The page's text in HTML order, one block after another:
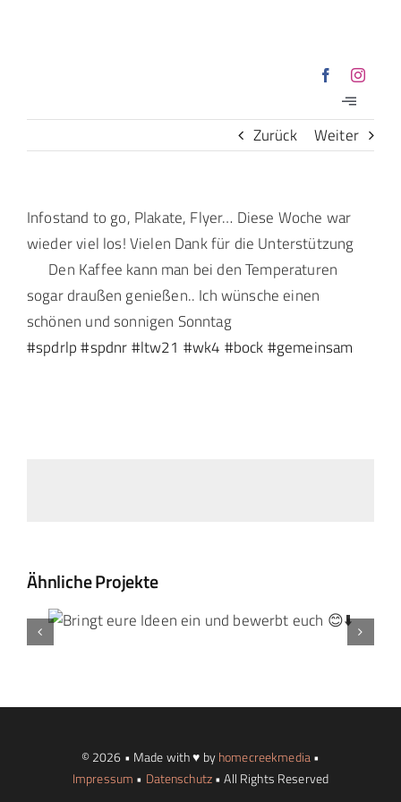
Toggle
Willkommen
Über mich
Mein Wahlkreis
Zurück Weiter
View
Larger
Image
Infostand to go, Plakate, Flyer… Diese Woche war
wieder viel los! Vielen Dank für die Unterstützung
Den Kaffee kann man bei den Temperaturen
sogar draußen genießen.. Ich wünsche einen
schönen und sonnigen Sonntag
#spdrlp #spdnr#ltw21 #wk4 #bock#gemeinsam
Ähnliche Projekte
© 2026 • Made with ♥ byhomecreekmedia•
Impressum • Datenschutz• All Rights Reserved